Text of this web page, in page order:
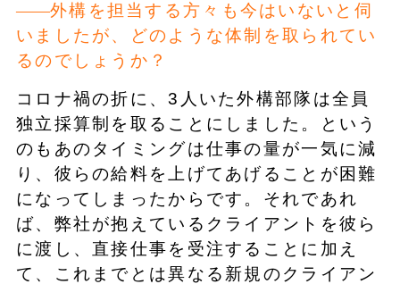
外構を担当する方々も今はいないと伺
いましたが、どのような体制を取られてい
るのでしょうか？
コロナ禍の折に、3人いた外構部隊は全員
独立採算制を取ることにしました。という
のもあのタイミングは仕事の量が一気に減
り、彼らの給料を上げてあげることが困難
になってしまったからです。それであれ
ば、弊社が抱えているクライアントを彼ら
に渡し、直接仕事を受注することに加え
て、これまでとは異なる新規のクライアン